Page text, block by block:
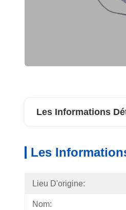
Les Informations
Les
Lieu D'origine:
Nom: